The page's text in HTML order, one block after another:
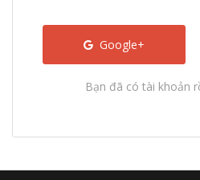
Google+
Bạn đã có tài khoản